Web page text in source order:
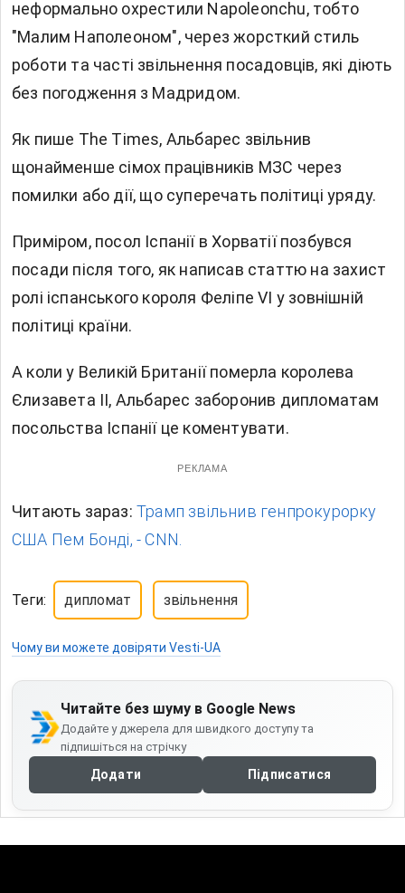
неформально охрестили Napoleonchu, тобто
"Малим Наполеоном", через жорсткий стиль
роботи та часті звільнення посадовців, які діють
без погодження з Мадридом.
Як пише The Times, Альбарес звільнив
щонайменше сімох працівників МЗС через
помилки або дії, що суперечать політиці уряду.
Приміром, посол Іспанії в Хорватії позбувся
посади після того, як написав статтю на захист
ролі іспанського короля Феліпе VI у зовнішній
політиці країни.
А коли у Великій Британії померла королева
Єлизавета II, Альбарес заборонив дипломатам
посольства Іспанії це коментувати.
РЕКЛАМА
Читають зараз: Трамп звільнив генпрокурорку
США Пем Бонді, - CNN.
Теги: дипломат звільнення
Чому ви можете довіряти Vesti-UA
Читайте без шуму в Google News
Додайте у джерела для швидкого доступу та
підпишіться на стрічку
Додати Підписатися